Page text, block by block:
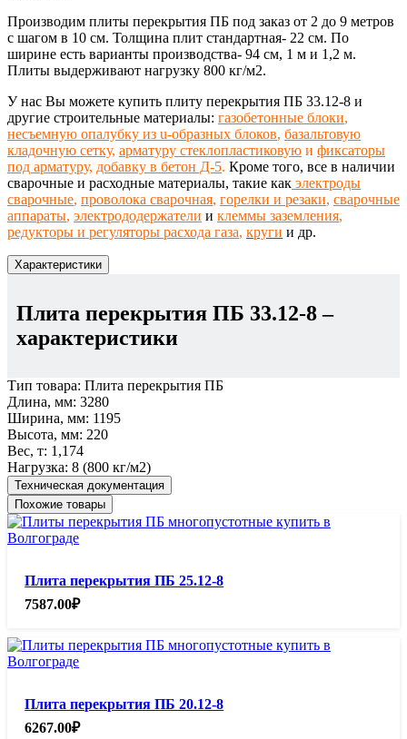
Производим плиты перекрытия ПБ под заказ от 2 до 9 метров
с шагом в 10 см. Толщина плит стандартная- 22 см. По
ширине есть варианты производства- 94 см, 1 м и 1,2 м.
Плиты выдерживают нагрузку 800 кг/м2.
У нас Вы можете купить плиту перекрытия ПБ 33.12-8 и
другие строительные материалы: газобетонные блоки,
несъемную опалубку из u-образных блоков, базальтовую
кладочную сетку, арматуру стеклопластиковую и фиксаторы
под арматуру, добавку в бетон Д-5. Кроме того, все в наличии
сварочные и расходные материалы, такие как электроды
сварочные, проволока сварочная, горелки и резаки, сварочные
аппараты, электрододержатели и клеммы заземления,
редукторы и регуляторы расхода газа, круги и др.
Характеристики
Плита перекрытия ПБ 33.12-8–
характеристики
Тип товара: Плита перекрытия ПБ
Длина, мм: 3280
Ширина, мм: 1195
Высота, мм: 220
Вес, т: 1,174
Нагрузка: 8 (800 кг/м2)
Техническая документация
Похожие товары
Плита перекрытия ПБ 25.12-8
7587.00₽
Плита перекрытия ПБ 20.12-8
6267.00₽